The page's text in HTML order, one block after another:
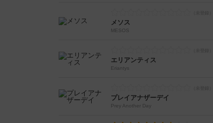
メソス
MESOS
エリアンティス
Eriantys
プレイアナザーデイ
Prey Another Day